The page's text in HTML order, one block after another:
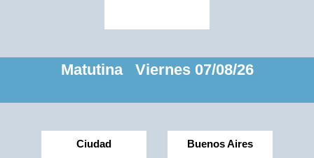
Matutina Viernes 07/08/26
Ciudad Buenos Aires